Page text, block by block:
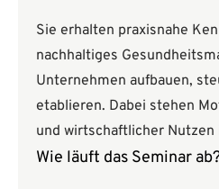
Sie erhalten praxisnahe
nachhaltiges
Unternehmen aufbauen,
etablieren. Dabei stehen
und wirtschaftlicher Nutzen
Wie läuft das Seminar